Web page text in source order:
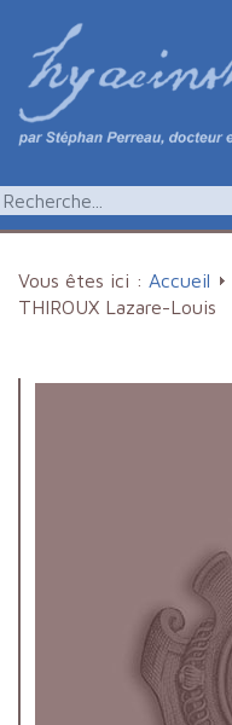
Vous êtes ici : Accueil
THIROUX Lazare-Louis